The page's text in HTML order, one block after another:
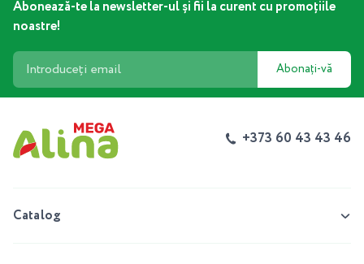
Abonează-te la newsletter-ul și fii la curent cu promoțiile
noastre!
Abonați-vă
+373 60 43 43 46
Catalog